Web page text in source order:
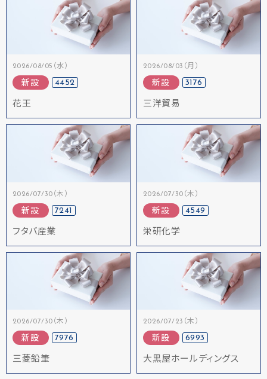
2026/08/05（水）
新設 4452
花王
2026/08/03（月）
新設 3176
三洋貿易
2026/07/30（木）
新設 7241
フタバ産業
2026/07/30（木）
新設 4549
栄研化学
2026/07/30（木）
新設 7976
三菱鉛筆
2026/07/23（木）
新設 6993
大黒屋ホールディングス